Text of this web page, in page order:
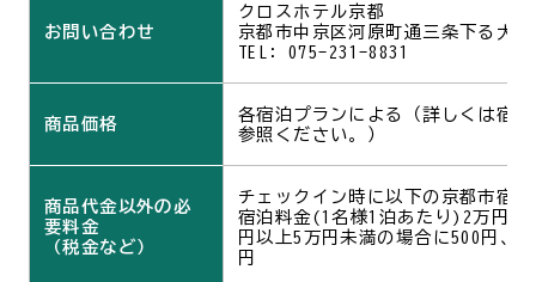
お問い合わせ
クロスホテル京都
京都市中京区河原町通三条下る大
TEL: 075-231-8831
商品価格
各宿泊プランによる（詳しくは宿
参照ください。）
商品代金以外の必
要料金
（税金など）
チェックイン時に以下の京都市宿
宿泊料金(1名様1泊あたり)2万円未
円以上5万円未満の場合に500円、
円